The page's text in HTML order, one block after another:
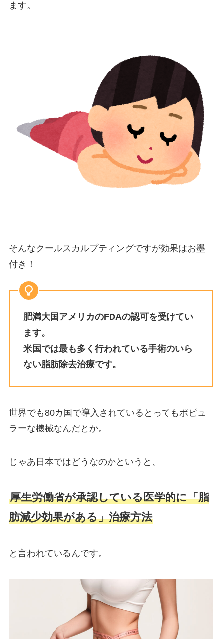
ます。
そんなクールスカルプティングですが効果はお墨
付き！
肥満大国アメリカのFDAの認可を受けてい
ます。
米国では最も多く行われている手術のいら
ない脂肪除去治療です。
世界でも80カ国で導入されているとってもポピュ
ラーな機械なんだとか。
じゃあ日本ではどうなのかというと、
厚生労働省が承認している医学的に「脂
肪減少効果がある」治療方法
と言われているんです。